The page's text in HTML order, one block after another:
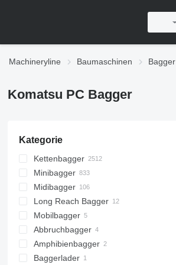
Machineryline Baumaschinen Bagger
Komatsu PC Bagger
Kategorie
Kettenbagger
Minibagger
Midibagger
Long Reach Bagger
Mobilbagger
Abbruchbagger
Amphibienbagger
Baggerlader